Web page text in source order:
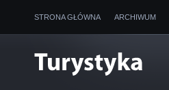
STRONA GŁÓWNA ARCHIWUM